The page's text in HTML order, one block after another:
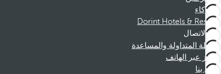
الشركاء
Dorint Hotels & Resorts
الاتصال
الأسئلة المتداولة والمساعدة
الحجز عبر الهاتف
اتصل بنا